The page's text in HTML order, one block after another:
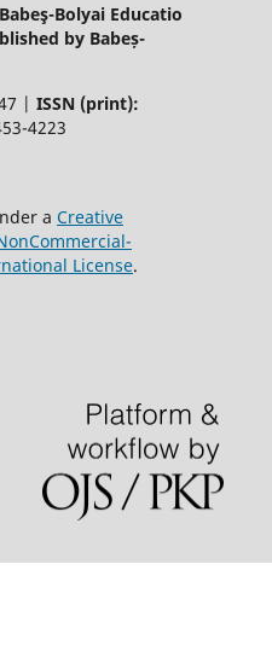
Bolyai Educatio
by Babeș-
| ISSN (print):
4223
a Creative
License.